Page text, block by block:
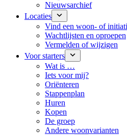
Nieuwsarchief
Locaties
Vind een woon- of
Wachtlijsten en oproepen
Vermelden of wijzigen
Voor starters
Wat is …
Iets voor mij?
Oriënteren
Stappenplan
Huren
Kopen
De groep
Andere woonvarianten